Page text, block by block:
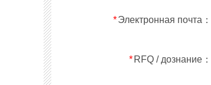
*Электронная почта：
* RFQ / дознание：